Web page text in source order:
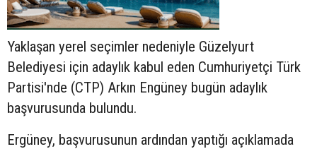
Yaklaşan yerel seçimler nedeniyle Güzelyurt
Belediyesi için adaylık kabul eden Cumhuriyetçi Türk
Partisi'nde (CTP) Arkın Engüney bugün adaylık
başvurusunda bulundu.
Ergüney, başvurusunun ardından yaptığı açıklamada